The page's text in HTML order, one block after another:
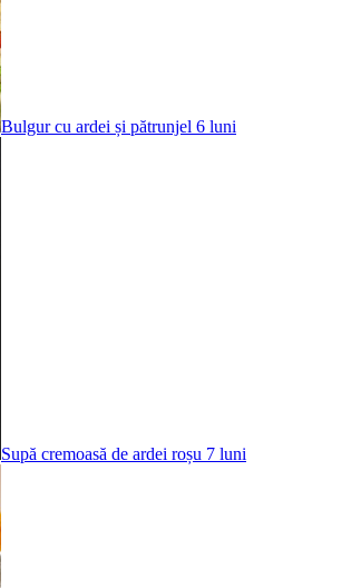
Bulgur cu ardei și pătrunjel 6 luni
Supă cremoasă de ardei roșu 7 luni